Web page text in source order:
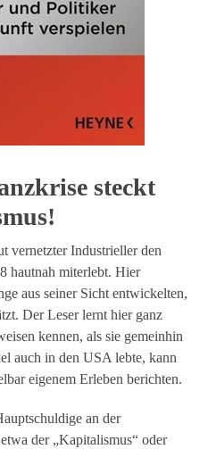
steckt
vernetzter Industrieller den
hautnah miterlebt. Hier
aus seiner Sicht entwickelten,
Der Leser lernt hier ganz
kennen, als sie gemeinhin
auch in den USA lebte, kann
eigenem Erleben berichten.
an der
der „Kapitalismus“ oder